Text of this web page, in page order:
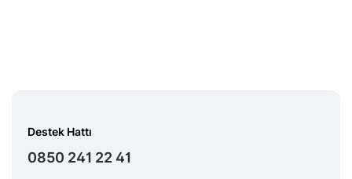
Destek Hattı
0850 241 22 41